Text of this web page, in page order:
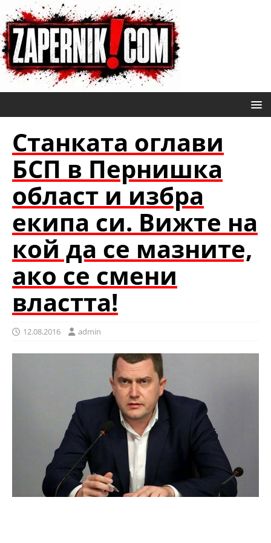
Станката оглави
БСП в Пернишка
област и избра
екипа си. Вижте на
кой да се мазните,
ако се смени
властта!
12.08.2016 admin